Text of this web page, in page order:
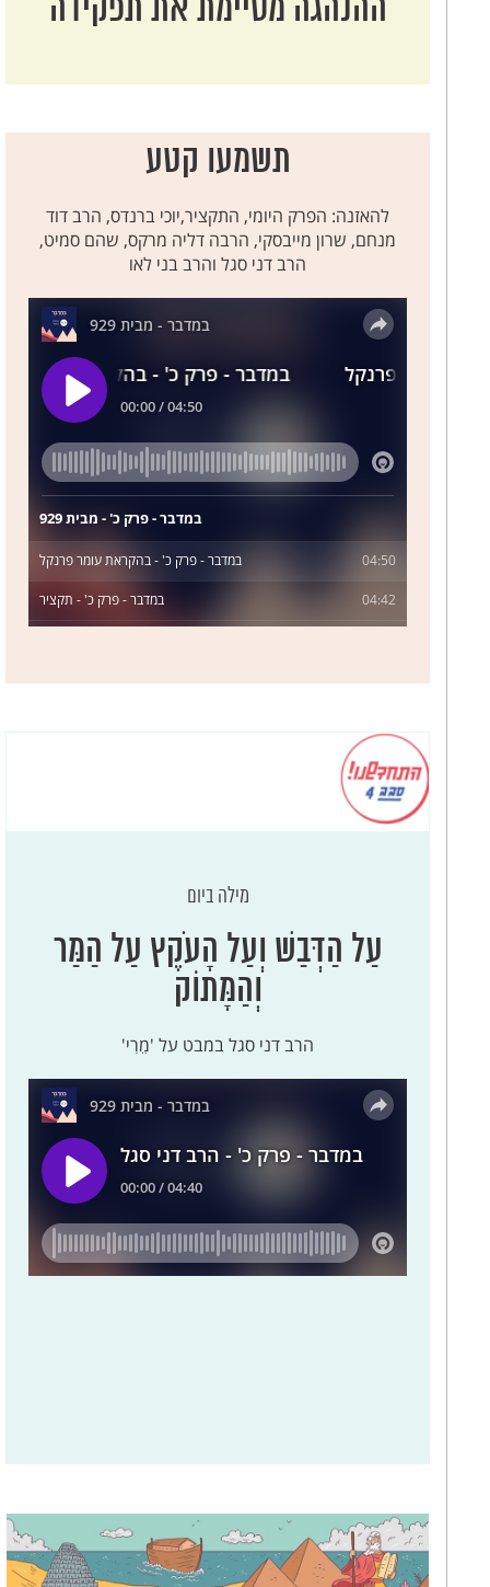
חגי
ההנהגה מסיימת את תפקידה
תשמעו קטע
להאזנה: הפרק היומי, התקציר,יוכי ברנדס, הרב דוד
מנחם, שרון מייבסקי, הרבה דליה מרקס, שהם סמיט,
הרב דני סגל והרב בני לאו
מילה ביום
עַל הַדְּבַשׁ וְעַל הָעֹקֶץ עַל הַמַּר
וְהַמָּתוֹק
הרב דני סגל במבט על 'מֵרִי'